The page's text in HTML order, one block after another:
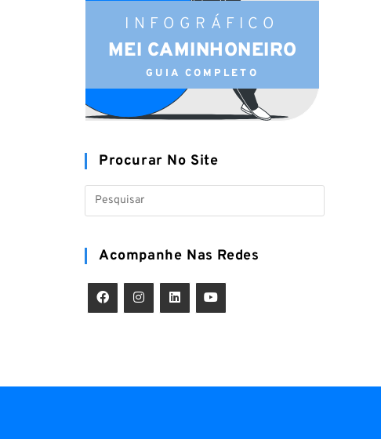
INFOGRÁFICO
MEI CAMINHONEIRO
GUIA COMPLETO
Procurar No Site
Acompanhe Nas Redes